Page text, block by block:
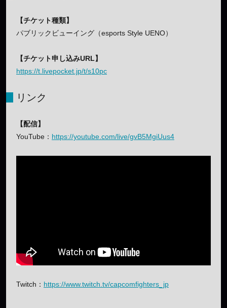
【チケット種類】
パブリックビューイング（esports Style UENO）
【チケット申し込みURL】
https://t.livepocket.jp/t/s10pc
リンク
【配信】
YouTube： https://youtube.com/live/gvB5MgiUus4
Twitch： https://www.twitch.tv/capcomfighters_jp